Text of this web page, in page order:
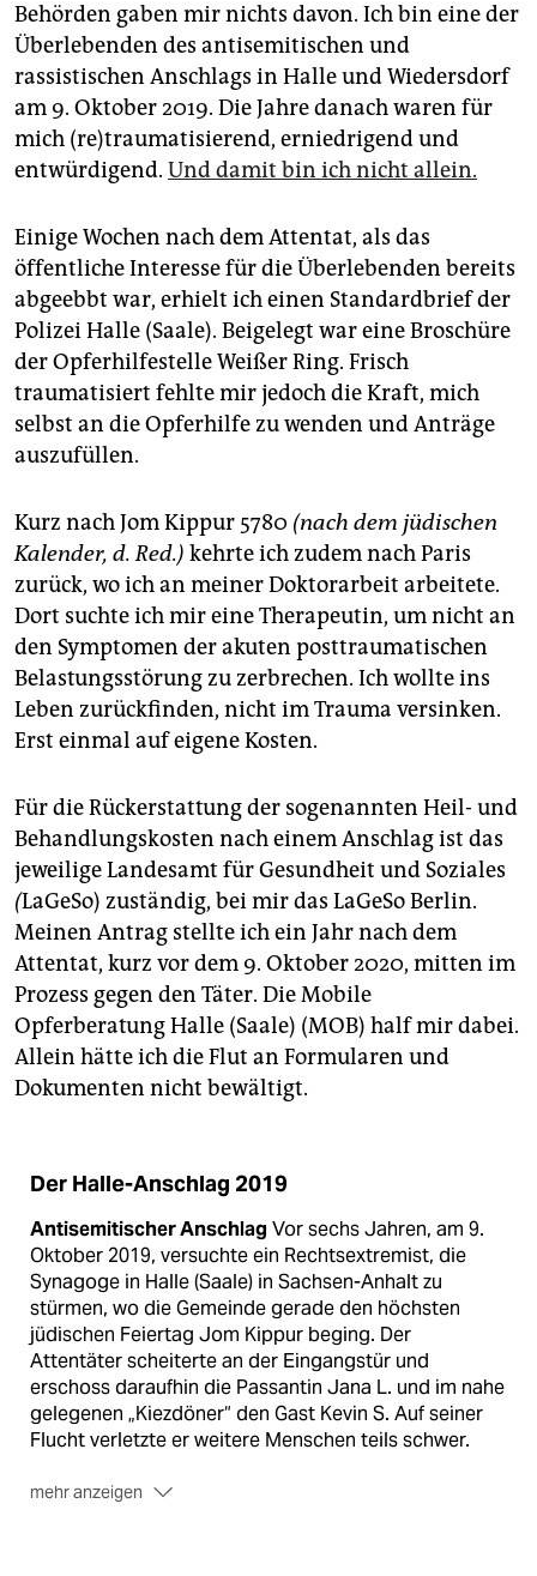
Behörden gaben mir nichts davon. Ich bin eine der
Überlebenden des antisemitischen und
rassistischen Anschlags in Halle und Wiedersdorf
am 9. Oktober 2019. Die Jahre danach waren für
mich (re)traumatisierend, erniedrigend und
entwürdigend. Und damit bin ich nicht allein.
Einige Wochen nach dem Attentat, als das
öffentliche Interesse für die Überlebenden bereits
abgeebbt war, erhielt ich einen Standardbrief der
Polizei Halle (Saale). Beigelegt war eine Broschüre
der Opferhilfestelle Weißer Ring. Frisch
traumatisiert fehlte mir jedoch die Kraft, mich
selbst an die Opferhilfe zu wenden und Anträge
auszufüllen.
Kurz nach Jom Kippur 5780 (nach dem jüdischen
Kalender, d. Red.) kehrte ich zudem nach Paris
zurück, wo ich an meiner Doktorarbeit arbeitete.
Dort suchte ich mir eine Therapeutin, um nicht an
den Symptomen der akuten posttraumatischen
Belastungsstörung zu zerbrechen. Ich wollte ins
Leben zurückfinden, nicht im Trauma versinken.
Erst einmal auf eigene Kosten.
Für die Rückerstattung der sogenannten Heil- und
Behandlungskosten nach einem Anschlag ist das
jeweilige Landesamt für Gesundheit und Soziales
(LaGeSo) zuständig, bei mir das LaGeSo Berlin.
Meinen Antrag stellte ich ein Jahr nach dem
Attentat, kurz vor dem 9. Oktober 2020, mitten im
Prozess gegen den Täter. Die Mobile
Opferberatung Halle (Saale) (MOB) half mir dabei.
Allein hätte ich die Flut an Formularen und
Dokumenten nicht bewältigt.
Der Halle-Anschlag 2019
Antisemitischer Anschlag Vor sechs Jahren, am 9.
Oktober 2019, versuchte ein Rechtsextremist, die
Synagoge in Halle (Saale) in Sachsen-Anhalt zu
stürmen, wo die Gemeinde gerade den höchsten
jüdischen Feiertag Jom Kippur beging. Der
Attentäter scheiterte an der Eingangstür und
erschoss daraufhin die Passantin Jana L. und im nahe
gelegenen „Kiezdöner“ den Gast Kevin S. Auf seiner
Flucht verletzte er weitere Menschen teils schwer.
mehr anzeigen